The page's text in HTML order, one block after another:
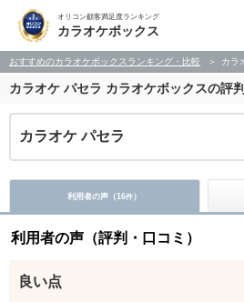
オリコン顧客満足度ランキング
カラオケボックス
おすすめのカラオケボックスランキング・比較 カラ
カラオケ パセラ カラオケボックスの評
カラオケ パセラ
利用者の声（16件）
利用者の声（評判・口コミ）
良い点